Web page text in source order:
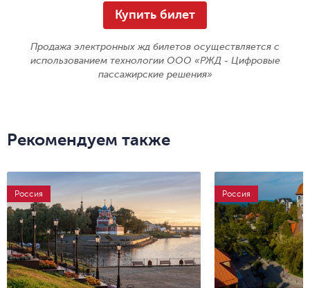
Купить билет
Продажа электронных жд билетов осуществляется с
использованием технологии ООО «РЖД - Цифровые
пассажирские решения»
Рекомендуем также
Россия Россия